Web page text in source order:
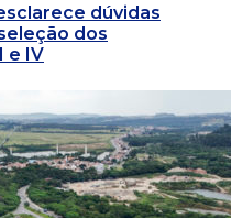
dúvidas
dos
e IV